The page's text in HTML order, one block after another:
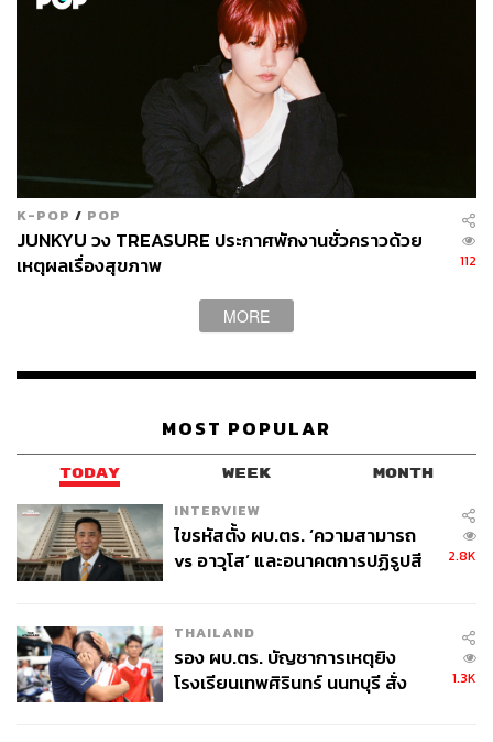
สิ่งที่ยังมีให้ขัดใจอยู่บ้าง ได้แก่ ปุ่มกดที่อยู่บริเวณด้านซ้ายของ
ตัวเรือน ซึ่งโดยทั่วไปจะอยู่ด้านขวาและมองเห็นชัดเจน แต่
เมื่อย้ายมาอยู่ด้านซ้ายและมีลักษณะเป็นร่องแนบกับตัวเครื่อง
ทำให้ต้องใช้นิ้วโป้งในการกด ซึ่งจุดนี้ต้องใช้เวลาเพื่อสร้าง
ความคุ้นชิน ส่วน EDA Scan ที่ใช้วัดระดับความเครียดก็ยัง
ไม่บอกอะไรเราเท่าไร อีกจุดที่น่าเสียดายคือ ECG ที่เป็นจุด
ขายสำคัญของรุ่นนี้ ยังไม่สามารถใช้งานได้ในเมืองไทยขณะ
นี้
ดังนั้น เมื่อเทียบกับราคา 11,900 บาท ถือเป็นราคาที่ค่อนข้าง
อาจต้องชั่งใจดูว่าคุ้มค่าไหมกับสิ่งที่คุณต้องการจากสมาร์ท
จากค่ายใดก็ตาม อาจไม่มีความหมายอะไรเลย หากว่าคุณ
ภาพ: Courtesy of Fitbit
พิสูจน์อักษร: วรรษมล สิงหโกมล
TAGS: FutureOfFit FitbitTH FitbitSense
ความเครียด
Smart Watch
K-POP / POP
JUNKYU วง TREASURE ประกาศพักงานชั่วคราวด้วย
เหตุผลเรื่องสุขภาพ
112
MORE
MOST POPULAR
TODAY WEEK MONTH
INTERVIEW
ไขรหัสตั้ง ผบ.ตร. ‘ความสามารถ
vs อาวุโส’ และอนาคตการปฏิรูปสี
2.8K
THAILAND
รอง ผบ.ตร. บัญชาการเหตุยิง
โรงเรียนเทพศิรินทร์ นนทบุรี สั่ง
1.3K